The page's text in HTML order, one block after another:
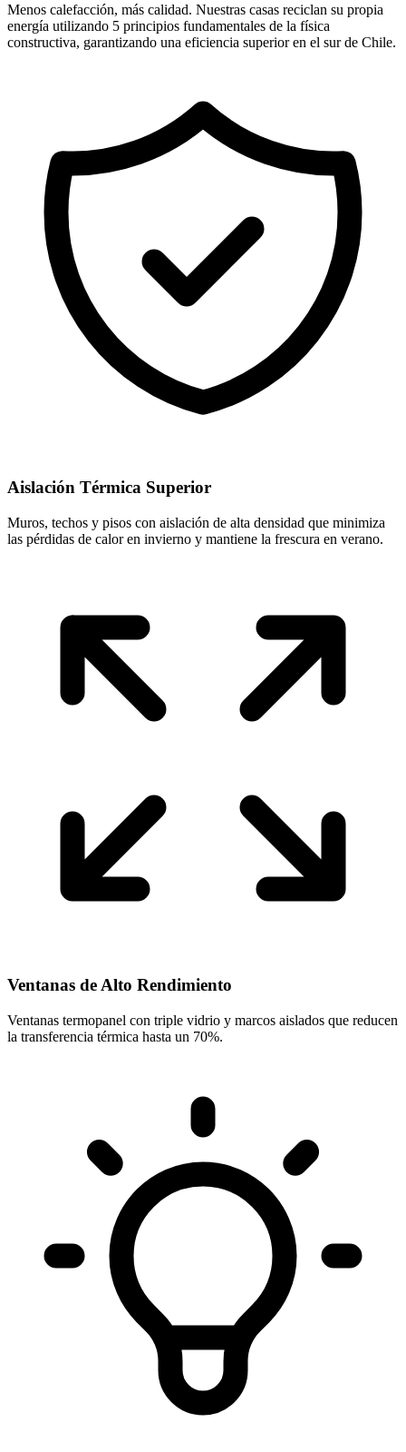
Menos calefacción, más calidad. Nuestras casas reciclan su propia
energía utilizando 5 principios fundamentales de la física
constructiva, garantizando una eficiencia superior en el sur de Chile.
Aislación Térmica Superior
Muros, techos y pisos con aislación de alta densidad que minimiza
las pérdidas de calor en invierno y mantiene la frescura en verano.
Ventanas de Alto Rendimiento
Ventanas termopanel con triple vidrio y marcos aislados que reducen
la transferencia térmica hasta un 70%.